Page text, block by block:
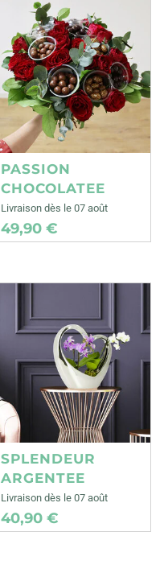
PASSION
CHOCOLATEE
Livraison dès le 07 août
49,90 €
SPLENDEUR
ARGENTEE
Livraison dès le 07 août
40,90 €